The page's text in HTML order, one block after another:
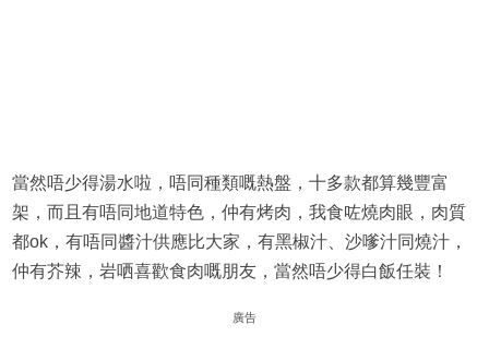
當然唔少得湯水啦，唔同種類嘅熱盤，十多款都算幾豐富
架，而且有唔同地道特色，仲有烤肉，我食咗燒肉眼，肉質
都ok，有唔同醬汁供應比大家，有黑椒汁、沙嗲汁同燒汁，
仲有芥辣，岩哂喜歡食肉嘅朋友，當然唔少得白飯任裝！
廣告